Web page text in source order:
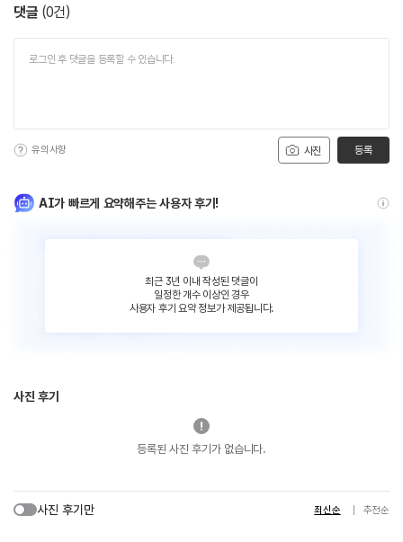
댓글 (0건)
사진
유의사항 등록
AI가 빠르게 요약해주는 사용자 후기!
최근 3년 이내 작성된 댓글이
일정한 개수 이상인 경우
사용자 후기 요약 정보가 제공됩니다.
사진 후기
등록된 사진 후기가 없습니다.
사진 후기만 최신순 추천순